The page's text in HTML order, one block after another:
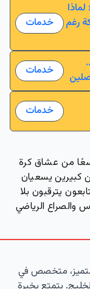
مشاركة رغم
خدمات
خدمات
خدمات
من عشاق كرة
كبيرين يسعيان
يترقبون بلا
الرياضي
متميز، متخصص في